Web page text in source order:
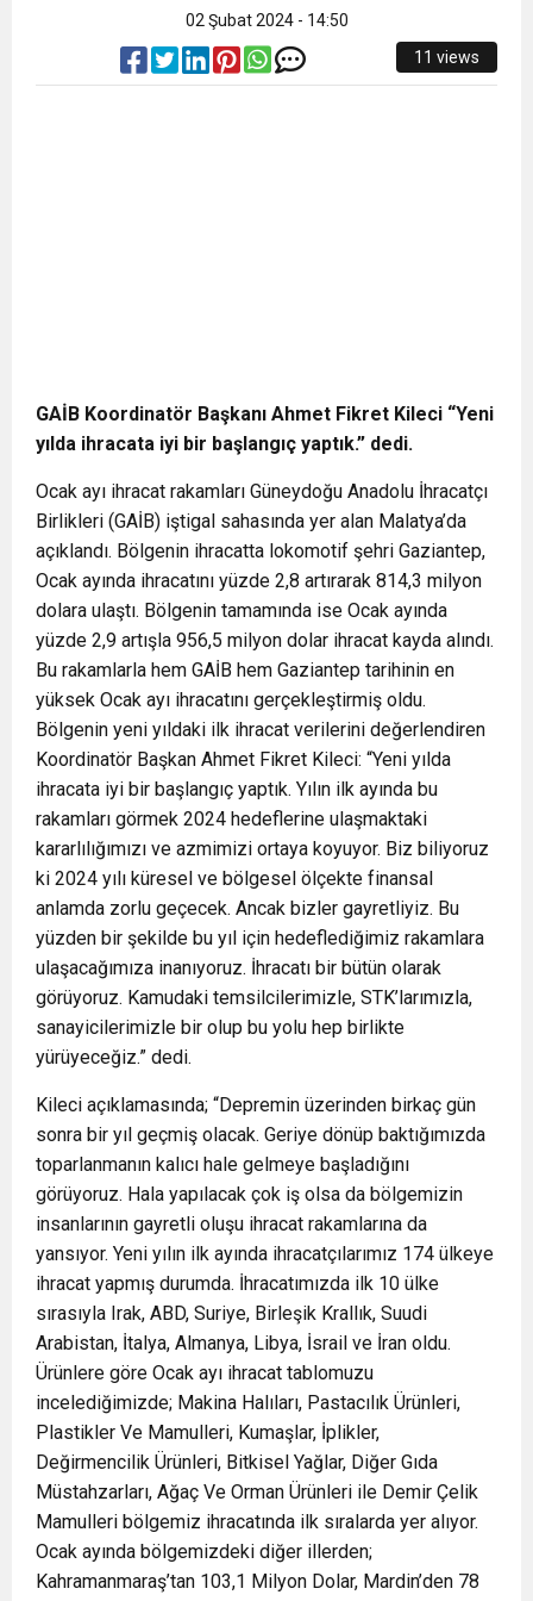
02 Şubat 2024 - 14:50
11 views
GAİB Koordinatör Başkanı Ahmet Fikret Kileci “Yeni
yılda ihracata iyi bir başlangıç yaptık.” dedi.
Ocak ayı ihracat rakamları Güneydoğu Anadolu İhracatçı
Birlikleri (GAİB) iştigal sahasında yer alan Malatya’da
açıklandı. Bölgenin ihracatta lokomotif şehri Gaziantep,
Ocak ayında ihracatını yüzde 2,8 artırarak 814,3 milyon
dolara ulaştı. Bölgenin tamamında ise Ocak ayında
yüzde 2,9 artışla 956,5 milyon dolar ihracat kayda alındı.
Bu rakamlarla hem GAİB hem Gaziantep tarihinin en
yüksek Ocak ayı ihracatını gerçekleştirmiş oldu.
Bölgenin yeni yıldaki ilk ihracat verilerini değerlendiren
Koordinatör Başkan Ahmet Fikret Kileci: “Yeni yılda
ihracata iyi bir başlangıç yaptık. Yılın ilk ayında bu
rakamları görmek 2024 hedeflerine ulaşmaktaki
kararlılığımızı ve azmimizi ortaya koyuyor. Biz biliyoruz
ki 2024 yılı küresel ve bölgesel ölçekte finansal
anlamda zorlu geçecek. Ancak bizler gayretliyiz. Bu
yüzden bir şekilde bu yıl için hedeflediğimiz rakamlara
ulaşacağımıza inanıyoruz. İhracatı bir bütün olarak
görüyoruz. Kamudaki temsilcilerimizle, STK’larımızla,
sanayicilerimizle bir olup bu yolu hep birlikte
yürüyeceğiz.” dedi.
Kileci açıklamasında; “Depremin üzerinden birkaç gün
sonra bir yıl geçmiş olacak. Geriye dönüp baktığımızda
toparlanmanın kalıcı hale gelmeye başladığını
görüyoruz. Hala yapılacak çok iş olsa da bölgemizin
insanlarının gayretli oluşu ihracat rakamlarına da
yansıyor. Yeni yılın ilk ayında ihracatçılarımız 174 ülkeye
ihracat yapmış durumda. İhracatımızda ilk 10 ülke
sırasıyla Irak, ABD, Suriye, Birleşik Krallık, Suudi
Arabistan, İtalya, Almanya, Libya, İsrail ve İran oldu.
Ürünlere göre Ocak ayı ihracat tablomuzu
incelediğimizde; Makina Halıları, Pastacılık Ürünleri,
Plastikler Ve Mamulleri, Kumaşlar, İplikler,
Değirmencilik Ürünleri, Bitkisel Yağlar, Diğer Gıda
Müstahzarları, Ağaç Ve Orman Ürünleri ile Demir Çelik
Mamulleri bölgemiz ihracatında ilk sıralarda yer alıyor.
Ocak ayında bölgemizdeki diğer illerden;
Kahramanmaraş’tan 103,1 Milyon Dolar, Mardin’den 78